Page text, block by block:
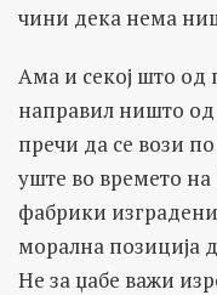
чини дека нема
Ама и секој што од
направил ништо
пречи да се вози
уште во времето на
фабрики
морална позиција
Не за џабе важи